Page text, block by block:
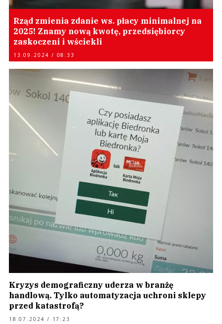
Rząd zmienia zdanie ws. płacy minimalnej na
2025! Znamy nową kwotę, przedsiębiorcy
zaskoczeni i wściekli
13.09.2024 / 08:33
Kryzys demograficzny uderza w branżę
handlową. Tylko automatyzacja uchroni sklepy
przed katastrofą?
18.07.2024 / 17:23